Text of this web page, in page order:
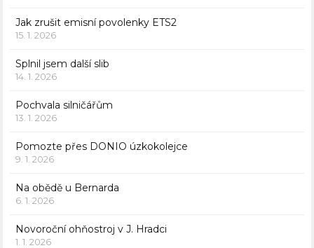
Jak zrušit emisní povolenky ETS2
15. 1. 2026
Splnil jsem další slib
14. 1. 2026
Pochvala silničářům
13. 1. 2026
Pomozte přes DONIO úzkokolejce
9. 1. 2026
Na obědě u Bernarda
6. 1. 2026
Novoroční ohňostroj v J. Hradci
1. 1. 2026